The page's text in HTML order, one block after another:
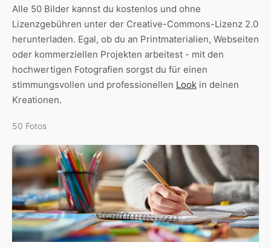
Alle 50 Bilder kannst du kostenlos und ohne
Lizenzgebühren unter der Creative-Commons-Lizenz 2.0
herunterladen. Egal, ob du an Printmaterialien, Webseiten
oder kommerziellen Projekten arbeitest - mit den
hochwertigen Fotografien sorgst du für einen
stimmungsvollen und professionellen Look in deinen
Kreationen.
50 Fotos